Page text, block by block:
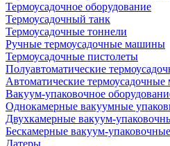
Термоусадочное оборудование
Термоусадочный танк
Термоусадочные тоннели
Ручные термоусадочные машины
Термоусадочные пистолеты
Полуавтоматические
Автоматические
Вакуум-упаковочное
Однокамерные вакуумные
Двухкамерные вакуум-
Бескамерные вакуум-
Датеры